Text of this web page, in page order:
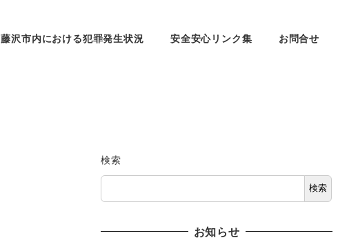
藤沢市内における犯罪発生状況 安全安心リンク集 お問合せ
検索
検索
お知らせ